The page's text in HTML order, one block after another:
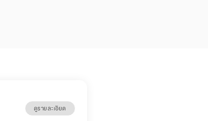
ดูรายละเอียด